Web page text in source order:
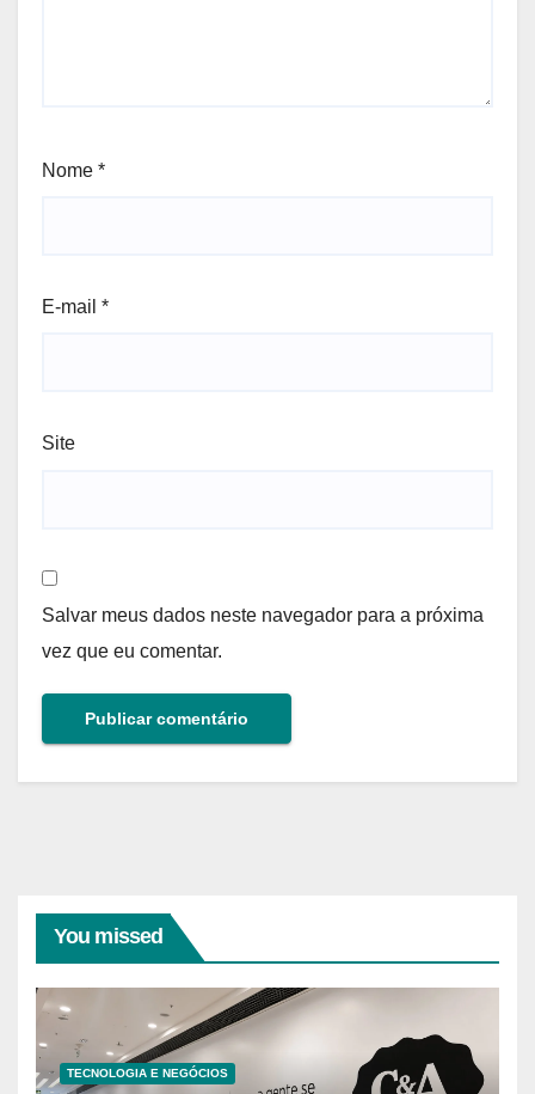
Nome *
E-mail *
Site
Salvar meus dados neste navegador para a próxima
vez que eu comentar.
You missed
TECNOLOGIA E NEGÓCIOS